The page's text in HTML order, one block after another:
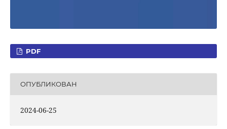
PDF
ОПУБЛИКОВАН
2024-06-25